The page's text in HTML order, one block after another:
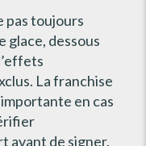
pas toujours
glace, dessous
La franchise
en cas
avant de signer.